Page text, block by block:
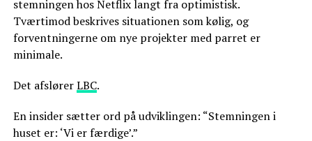
stemningen hos Netflix langt fra optimistisk.
Tværtimod beskrives situationen som kølig, og
forventningerne om nye projekter med parret er
minimale.
Det afslørerLBC.
En insider sætter ord på udviklingen: “Stemningen i
huset er: ‘Vi er færdige’.”